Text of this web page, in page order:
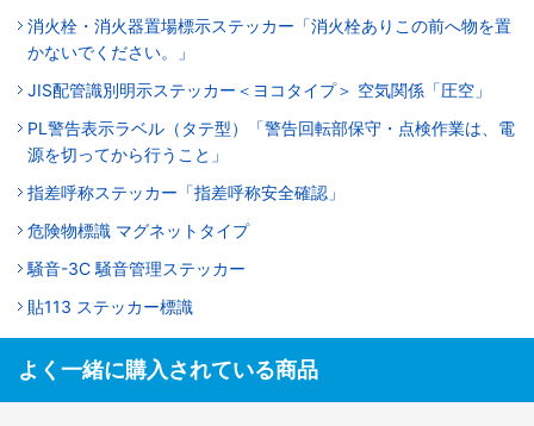
消火栓・消火器置場標示ステッカー「消火栓ありこの前へ物を置
かないでください。」
JIS配管識別明示ステッカー＜ヨコタイプ＞ 空気関係「圧空」
PL警告表示ラベル（タテ型）「警告回転部保守・点検作業は、電
源を切ってから行うこと」
指差呼称ステッカー「指差呼称安全確認」
危険物標識 マグネットタイプ
騒音-3C 騒音管理ステッカー
貼113 ステッカー標識
よく一緒に購入されている商品